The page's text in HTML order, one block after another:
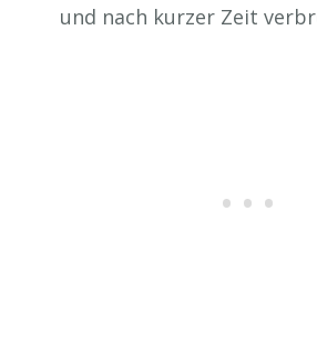
und nach kurzer Zeit